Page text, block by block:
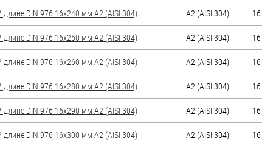
DIN 976 16х240 мм А2 (AISI 304) А2 (AISI 304) 16
DIN 976 16х250 мм А2 (AISI 304) А2 (AISI 304) 16
DIN 976 16х260 мм А2 (AISI 304) А2 (AISI 304) 16
DIN 976 16х280 мм А2 (AISI 304) А2 (AISI 304) 16
DIN 976 16х290 мм А2 (AISI 304) А2 (AISI 304) 16
DIN 976 16х300 мм А2 (AISI 304) А2 (AISI 304) 16